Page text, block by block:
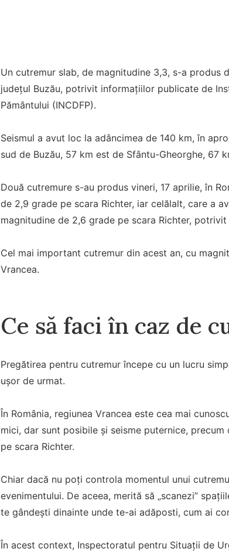
Un cutremur slab, de magnitudine 3,3, s-a produs
județul Buzău, potrivit informațiilor publicate de
Pământului (INCDFP).
Seismul a avut loc la adâncimea de 140 km, în
sud de Buzău, 57 km est de Sfântu-Gheorghe, 67
Două cutremure s-au produs vineri, 17 aprilie, în
de 2,9 grade pe scara Richter, iar celălalt, care a
magnitudine de 2,6 grade pe scara Richter,
Cel mai important cutremur din acest an, cu
Vrancea.
Ce să faci în caz de
Pregătirea pentru cutremur începe cu un lucru
ușor de urmat.
În România, regiunea Vrancea este cea mai
mici, dar sunt posibile și seisme puternice,
pe scara Richter.
Chiar dacă nu poți controla momentul unui
evenimentului. De aceea, merită să „scanezi”
te gândești dinainte unde te-ai adăposti, cum ai
În acest context, Inspectoratul pentru Situații de